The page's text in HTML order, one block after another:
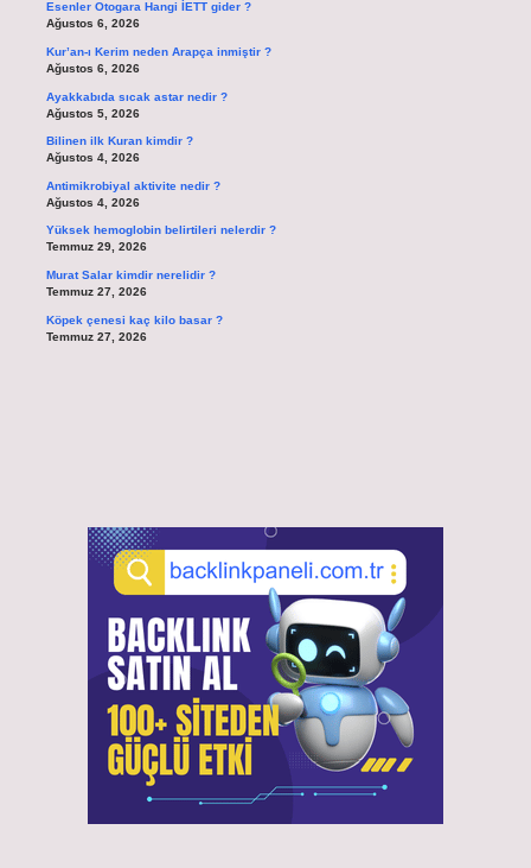
Esenler Otogara Hangi İETT gider ?
Ağustos 6, 2026
Kur’an-ı Kerim neden Arapça inmiştir ?
Ağustos 6, 2026
Ayakkabıda sıcak astar nedir ?
Ağustos 5, 2026
Bilinen ilk Kuran kimdir ?
Ağustos 4, 2026
Antimikrobiyal aktivite nedir ?
Ağustos 4, 2026
Yüksek hemoglobin belirtileri nelerdir ?
Temmuz 29, 2026
Murat Salar kimdir nerelidir ?
Temmuz 27, 2026
Köpek çenesi kaç kilo basar ?
Temmuz 27, 2026